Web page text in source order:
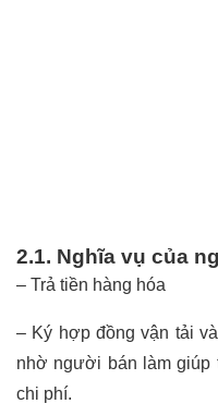
2.1. Nghĩa vụ của
– Trả tiền hàng hóa
– Ký hợp đồng vận tải
nhờ người bán làm giúp
chi phí.